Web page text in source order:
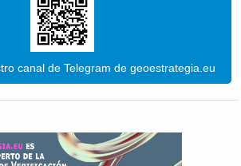
canal de Telegram de geoestrategia.eu